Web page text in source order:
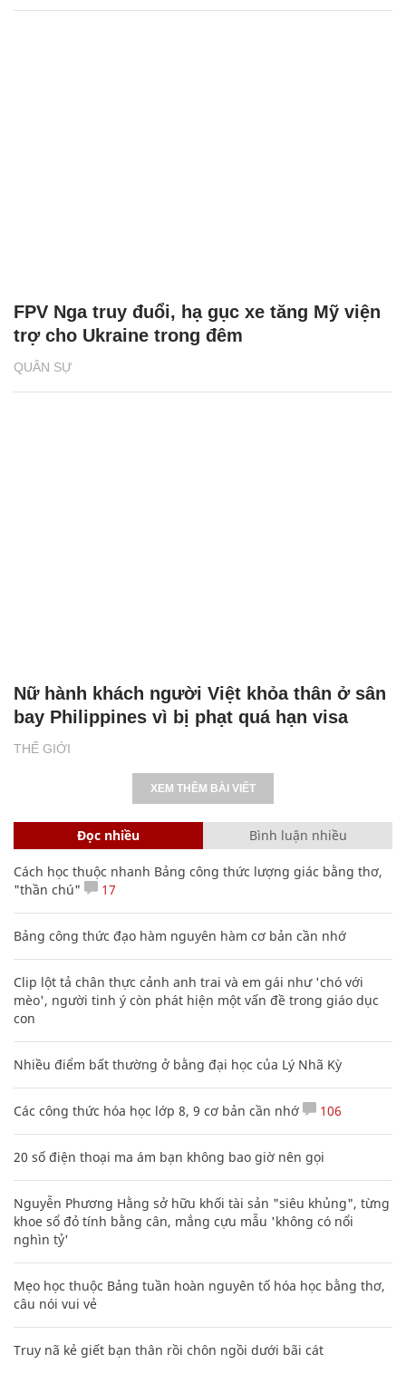
QUÂN SỰ
FPV Nga truy đuổi, hạ gục xe tăng Mỹ viện
trợ cho Ukraine trong đêm
THẾ GIỚI
Nữ hành khách người Việt khỏa thân ở sân
bay Philippines vì bị phạt quá hạn visa
XEM THÊM BÀI VIẾT
Đọc nhiều Bình luận nhiều
Cách học thuộc nhanh Bảng công thức lượng giác bằng thơ,
"thần chú"
17
Bảng công thức đạo hàm nguyên hàm cơ bản cần nhớ
Clip lột tả chân thực cảnh anh trai và em gái như 'chó với
mèo', người tinh ý còn phát hiện một vấn đề trong giáo dục
con
Nhiều điểm bất thường ở bằng đại học của Lý Nhã Kỳ
Các công thức hóa học lớp 8, 9 cơ bản cần nhớ 106
20 số điện thoại ma ám bạn không bao giờ nên gọi
Nguyễn Phương Hằng sở hữu khối tài sản "siêu khủng", từng
khoe sổ đỏ tính bằng cân, mắng cựu mẫu 'không có nổi
nghìn tỷ'
Mẹo học thuộc Bảng tuần hoàn nguyên tố hóa học bằng thơ,
câu nói vui vẻ
Truy nã kẻ giết bạn thân rồi chôn ngồi dưới bãi cát